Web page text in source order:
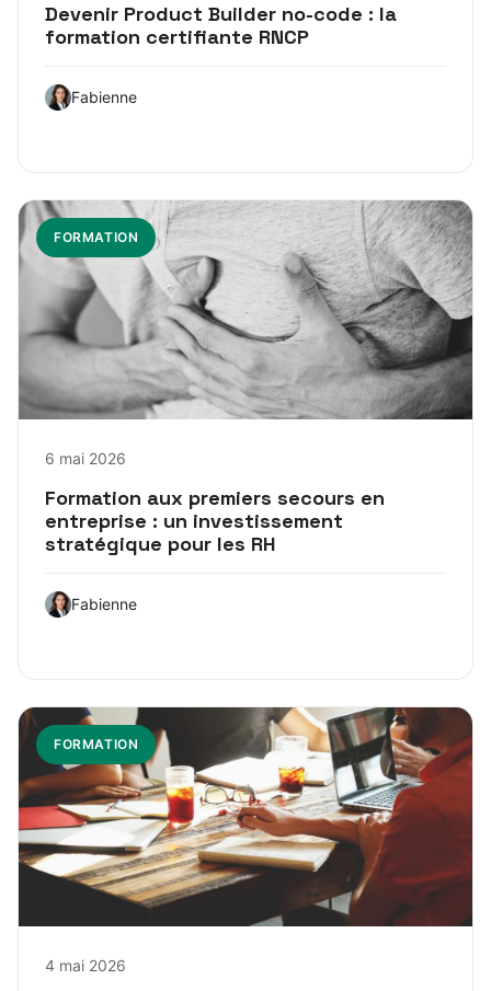
Devenir Product Builder no-code : la
formation certifiante RNCP
Fabienne
FORMATION
6 mai 2026
Formation aux premiers secours en
entreprise : un investissement
stratégique pour les RH
Fabienne
FORMATION
4 mai 2026